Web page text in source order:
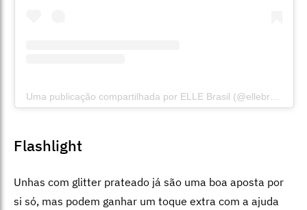
Flashlight
Unhas com glitter prateado já são uma boa aposta por
si só, mas podem ganhar um toque extra com a ajuda